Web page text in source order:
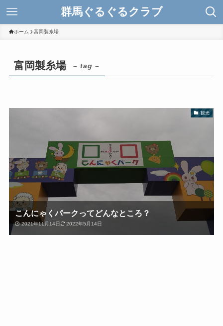
群馬ぐるぐるクラブ
ホーム 富岡製糸場
富岡製糸場 – tag –
観光
こんにゃくパークってどんなところ？
2021年11月14日 2022年5月14日